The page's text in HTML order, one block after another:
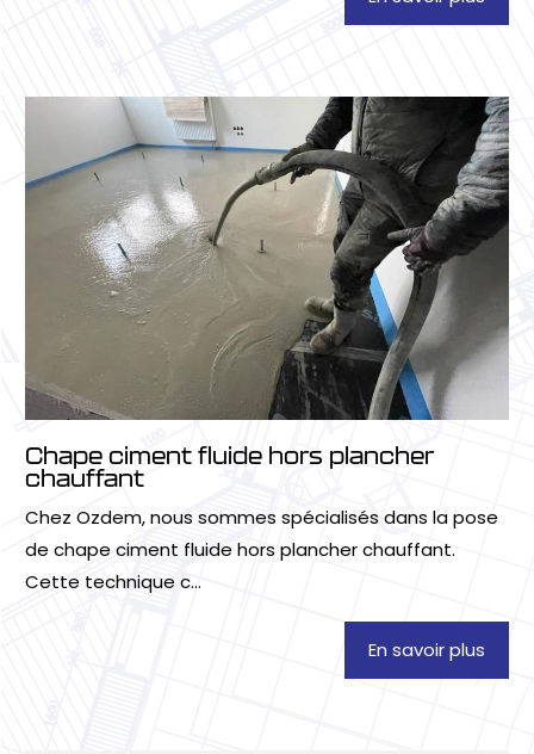
Chape ciment fluide hors plancher
chauffant
Chez Ozdem, nous sommes spécialisés dans la pose
de chape ciment fluide hors plancher chauffant.
Cette technique c...
En savoir plus